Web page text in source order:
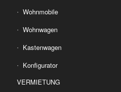
Wohnmobile
Wohnwagen
Kastenwagen
Konfigurator
VERMIETUNG